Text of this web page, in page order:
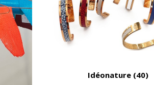
Idéonature (40)